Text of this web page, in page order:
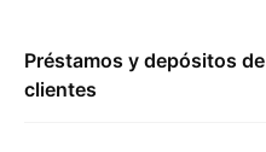
Préstamos y depósitos de
clientes